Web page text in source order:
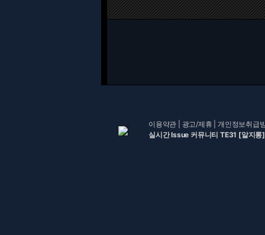
이용약관 광고/제휴 |개인정보취급
실시간 Issue 커뮤니티 TE31 [알지